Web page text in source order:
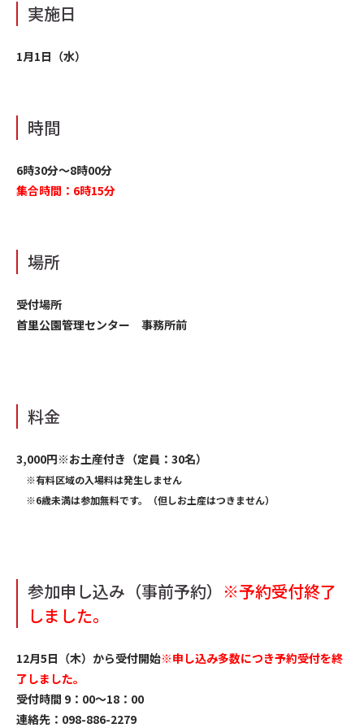
実施日
1月1日（水）
時間
6時30分〜8時00分
集合時間：6時15分
場所
受付場所
首里公園管理センター 事務所前
料金
3,000円※お土産付き（定員：30名）
※有料区域の入場料は発生しません
※6歳未満は参加無料です。（但しお土産はつきません）
参加申し込み（事前予約） ※予約受付終了
しました。
12月5日（木）から受付開始※申し込み多数につき予約受付を終
了しました。
受付時間 9：00～18：00
連絡先：098-886-2279